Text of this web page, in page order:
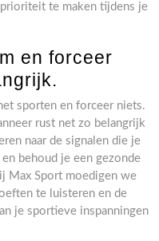
te maken tijdens je
en forceer
sporten en forceer niets.
rust net zo belangrijk
naar de signalen die je
behoud je een gezonde
Max Sport moedigen we
te luisteren en de
je sportieve inspanningen